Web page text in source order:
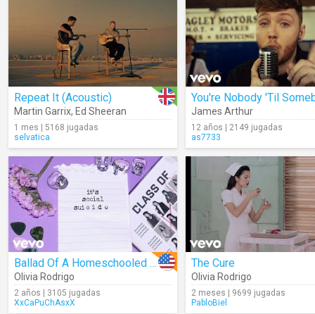
Repeat It (Acoustic)
Martin Garrix, Ed Sheeran
1 mes | 5168 jugadas
selvatica
James Arthur
12 años | 2149 jugadas
as7733
Ballad Of A Homeschooled Girl (Lyrics)
Olivia Rodrigo
2 años | 3105 jugadas
XxCaPuChAsxX
The Cure
Olivia Rodrigo
2 meses | 9699 jugadas
PabloBiel